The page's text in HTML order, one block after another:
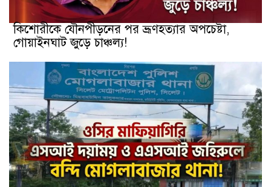
কিশোরীকে যৌনপীড়নের পর ভ্রূণহত্যার অপচেষ্টা,
গোয়াইনঘাট জুড়ে চাঞ্চল্য!